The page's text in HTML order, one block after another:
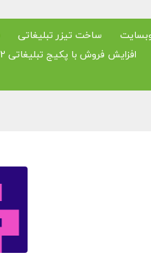
ساخت تیزر تبلیغاتی
افزایش فروش با پکیج تبلیغاتی 12گانه